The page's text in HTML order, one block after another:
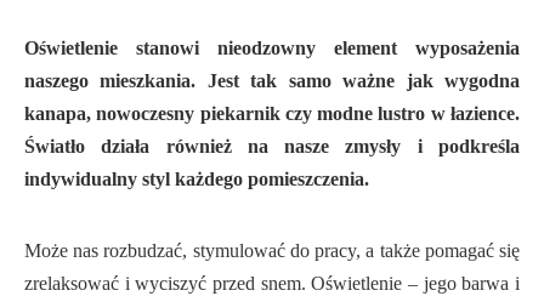
Oświetlenie stanowi nieodzowny element wyposażenia
naszego mieszkania. Jest tak samo ważne jak wygodna
kanapa, nowoczesny piekarnik czy modne lustro w łazience.
Światło działa również na nasze zmysły i podkreśla
indywidualny styl każdego pomieszczenia.
Może nas rozbudzać, stymulować do pracy, a także pomagać się
zrelaksować i wyciszyć przed snem. Oświetlenie – jego barwa i